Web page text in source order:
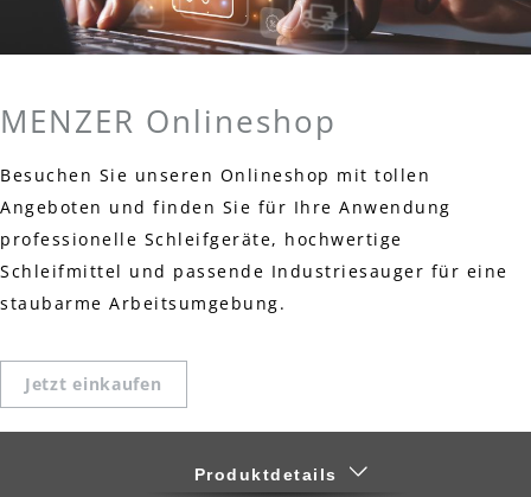
MENZER Onlineshop
Besuchen Sie unseren Onlineshop mit tollen
Angeboten und finden Sie für Ihre Anwendung
professionelle Schleifgeräte, hochwertige
Schleifmittel und passende Industriesauger für eine
staubarme Arbeitsumgebung.
Jetzt einkaufen
Produktdetails